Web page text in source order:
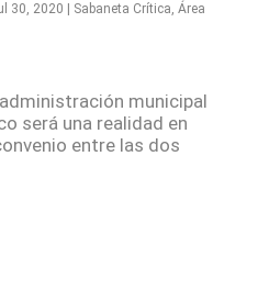
30, 2020 Sabaneta Crítica, Área
municipal
será una realidad en
entre las dos